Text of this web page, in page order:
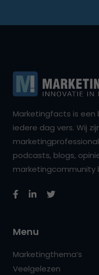
Marketingfacts is een
iedere dag vers. Wij
podcasts, blogs,
marketingcommunity
Menu
Marketingthema’s
Veelgelezen